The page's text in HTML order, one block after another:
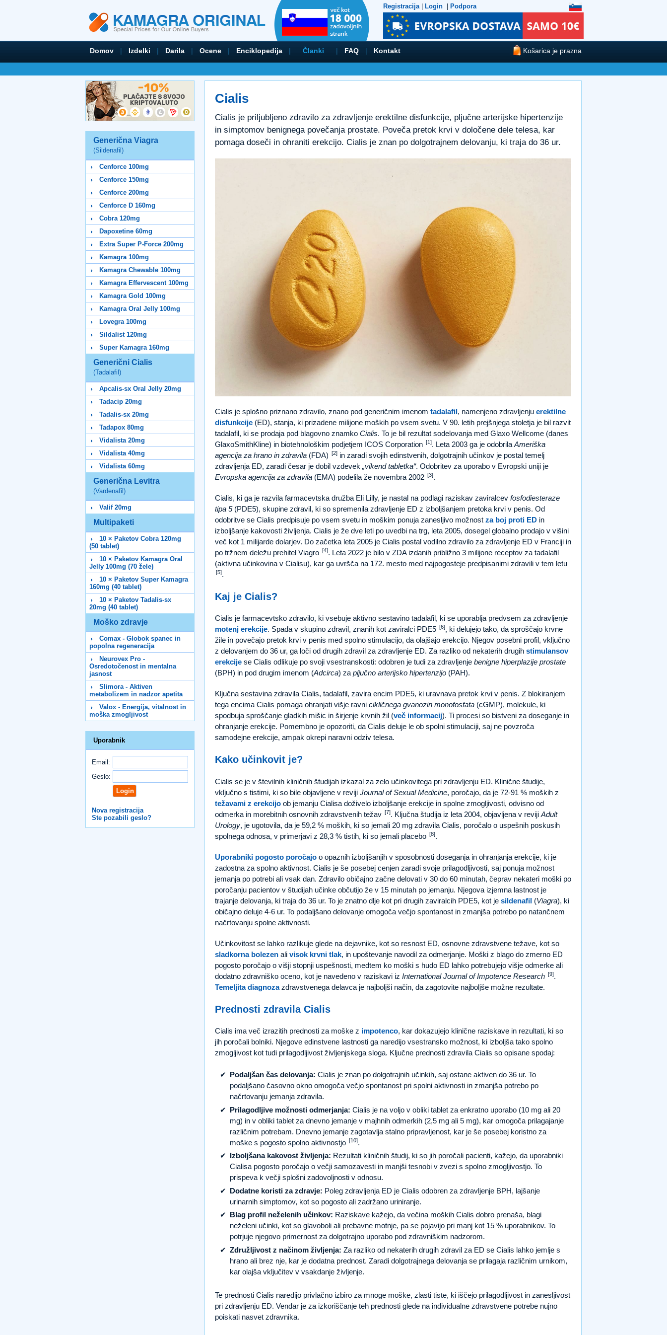
Registracija| Login Podpora
Domov | Izdelki | Darila | Ocene | Enciklopedija | Članki | FAQ | Kontakt Košarica je prazna
Generična Viagra
(Sildenafil)
Cenforce 100mg
Cenforce 150mg
Cenforce 200mg
Cenforce D 160mg
Cobra 120mg
Dapoxetine 60mg
Extra Super P-Force 200mg
Kamagra 100mg
Kamagra Chewable 100mg
Kamagra Effervescent 100mg
Kamagra Gold 100mg
Kamagra Oral Jelly 100mg
Lovegra 100mg
Sildalist 120mg
Super Kamagra 160mg
Generični Cialis
(Tadalafil)
Apcalis-sx Oral Jelly 20mg
Tadacip 20mg
Tadalis-sx 20mg
Tadapox 80mg
Vidalista 20mg
Vidalista 40mg
Vidalista 60mg
Generična Levitra
(Vardenafil)
Valif 20mg
Multipaketi
10 × Paketov Cobra 120mg
(50 tablet)
10 × Paketov Kamagra Oral
Jelly 100mg (70 žele)
10 × Paketov Super Kamagra
160mg (40 tablet)
10 × Paketov Tadalis-sx
20mg (40 tablet)
Moško zdravje
Comax - Globok spanec in
popolna regeneracija
Neurovex Pro -
Osredotočenost in mentalna
jasnost
Slimora - Aktiven
metabolizem in nadzor apetita
Valox - Energija, vitalnost in
moška zmogljivost
Uporabnik
Email:
Geslo:
Nova registracija
Ste pozabili geslo?
Cialis
Cialis je priljubljeno zdravilo za zdravljenje erektilne disfunkcije, pljučne arterijske hipertenzije
in simptomov benignega povečanja prostate. Poveča pretok krvi v določene dele telesa, kar
pomaga doseči in ohraniti erekcijo. Cialis je znan po dolgotrajnem delovanju, ki traja do 36 ur.
Cialis je splošno priznano zdravilo, znano pod generičnim imenom tadalafil, namenjeno zdravljenju erektilne
disfunkcije (ED), stanja, ki prizadene milijone moških po vsem svetu. V 90. letih prejšnjega stoletja je bil razvit
tadalafil, ki se prodaja pod blagovno znamko Cialis. To je bil rezultat sodelovanja med Glaxo Wellcome (danes
GlaxoSmithKline) in biotehnološkim podjetjem ICOS Corporation [1]. Leta 2003 ga je odobrila Ameriška
agencija za hrano in zdravila (FDA) [2] in zaradi svojih edinstvenih, dolgotrajnih učinkov je postal temelj
zdravljenja ED, zaradi česar je dobil vzdevek „vikend tabletka“. Odobritev za uporabo v Evropski uniji je
Evropska agencija za zdravila (EMA) podelila že novembra 2002 [3].
Cialis, ki ga je razvila farmacevtska družba Eli Lilly, je nastal na podlagi raziskav zaviralcev fosfodiesteraze
tipa 5(PDE5), skupine zdravil, ki so spremenila zdravljenje ED z izboljšanjem pretoka krvi v penis. Od
odobritve se Cialis predpisuje po vsem svetu in moškim ponuja zanesljivo možnost za boj proti ED in
izboljšanje kakovosti življenja. Cialis je že dve leti po uvedbi na trg, leta 2005, dosegel globalno prodajo v višini
več kot 1 milijarde dolarjev. Do začetka leta 2005 je Cialis postal vodilno zdravilo za zdravljenje ED v Franciji in
po tržnem deležu prehitel Viagro [4]. Leta 2022 je bilo v ZDA izdanih približno 3 milijone receptov za tadalafil
(aktivna učinkovina v Cialisu), kar ga uvršča na 172. mesto med najpogosteje predpisanimi zdravili v tem letu
[5].
Kaj je Cialis?
Cialis je farmacevtsko zdravilo, ki vsebuje aktivno sestavino tadalafil, ki se uporablja predvsem za zdravljenje
motenj erekcije. Spada v skupino zdravil, znanih kot zaviralci PDE5 [6], ki delujejo tako, da sproščajo krvne
žile in povečajo pretok krvi v penis med spolno stimulacijo, da olajšajo erekcijo. Njegov posebni profil, vključno
z delovanjem do 36 ur, ga loči od drugih zdravil za zdravljenje ED. Za razliko od nekaterih drugih stimulansov
erekcije se Cialis odlikuje po svoji vsestranskosti: odobren je tudi za zdravljenje benigne hiperplazije prostate
(BPH) in pod drugim imenom (Adcirca) za pljučno arterijsko hipertenzijo (PAH).
Ključna sestavina zdravila Cialis, tadalafil, zavira encim PDE5, ki uravnava pretok krvi v penis. Z blokiranjem
tega encima Cialis pomaga ohranjati višje ravni cikličnega gvanozin monofosfata (cGMP), molekule, ki
spodbuja sproščanje gladkih mišic in širjenje krvnih žil (več informacij). Ti procesi so bistveni za doseganje in
ohranjanje erekcije. Pomembno je opozoriti, da Cialis deluje le ob spolni stimulaciji, saj ne povzroča
samodejne erekcije, ampak okrepi naravni odziv telesa.
Kako učinkovit je?
Cialis se je v številnih kliničnih študijah izkazal za zelo učinkovitega pri zdravljenju ED. Klinične študije,
vključno s tistimi, ki so bile objavljene v reviji Journal of Sexual Medicine, poročajo, da je 72-91 % moških z
težavami z erekcijo ob jemanju Cialisa doživelo izboljšanje erekcije in spolne zmogljivosti, odvisno od
odmerka in morebitnih osnovnih zdravstvenih težav [7]. Ključna študija iz leta 2004, objavljena v reviji Adult
Urology, je ugotovila, da je 59,2 % moških, ki so jemali 20 mg zdravila Cialis, poročalo o uspešnih poskusih
spolnega odnosa, v primerjavi z 28,3 % tistih, ki so jemali placebo [8].
Uporabniki pogosto poročajo o opaznih izboljšanjih v sposobnosti doseganja in ohranjanja erekcije, ki je
zadostna za spolno aktivnost. Cialis je še posebej cenjen zaradi svoje prilagodljivosti, saj ponuja možnost
jemanja po potrebi ali vsak dan. Zdravilo običajno začne delovati v 30 do 60 minutah, čeprav nekateri moški po
poročanju pacientov v študijah učinke občutijo že v 15 minutah po jemanju. Njegova izjemna lastnost je
trajanje delovanja, ki traja do 36 ur. To je znatno dlje kot pri drugih zaviralcih PDE5, kot je sildenafil (Viagra), ki
običajno deluje 4-6 ur. To podaljšano delovanje omogoča večjo spontanost in zmanjša potrebo po natančnem
načrtovanju spolne aktivnosti.
Učinkovitost se lahko razlikuje glede na dejavnike, kot so resnost ED, osnovne zdravstvene težave, kot so
sladkorna bolezen ali visok krvni tlak, in upoštevanje navodil za odmerjanje. Moški z blago do zmerno ED
pogosto poročajo o višji stopnji uspešnosti, medtem ko moški s hudo ED lahko potrebujejo višje odmerke ali
dodatno zdravniško oceno, kot je navedeno v raziskavi iz International Journal of Impotence Research [9].
Temeljita diagnozazdravstvenega delavca je najboljši način, da zagotovite najboljše možne rezultate.
Prednosti zdravila Cialis
Cialis ima več izrazitih prednosti za moške z impotenco, kar dokazujejo klinične raziskave in rezultati, ki so
jih poročali bolniki. Njegove edinstvene lastnosti ga naredijo vsestransko možnost, ki izboljša tako spolno
zmogljivost kot tudi prilagodljivost življenjskega sloga. Ključne prednosti zdravila Cialis so opisane spodaj:
Podaljšan čas delovanja: Cialis je znan po dolgotrajnih učinkih, saj ostane aktiven do 36 ur. To
podaljšano časovno okno omogoča večjo spontanost pri spolni aktivnosti in zmanjša potrebo po
načrtovanju jemanja zdravila.
Prilagodljive možnosti odmerjanja: Cialis je na voljo v obliki tablet za enkratno uporabo (10 mg ali 20
mg) in v obliki tablet za dnevno jemanje v majhnih odmerkih (2,5 mg ali 5 mg), kar omogoča prilagajanje
različnim potrebam. Dnevno jemanje zagotavlja stalno pripravljenost, kar je še posebej koristno za
moške s pogosto spolno aktivnostjo [10].
Izboljšana kakovost življenja: Rezultati kliničnih študij, ki so jih poročali pacienti, kažejo, da uporabniki
Cialisa pogosto poročajo o večji samozavesti in manjši tesnobi v zvezi s spolno zmogljivostjo. To
prispeva k večji splošni zadovoljnosti v odnosu.
Dodatne koristi za zdravje: Poleg zdravljenja ED je Cialis odobren za zdravljenje BPH, lajšanje
urinarnih simptomov, kot so pogosto ali zadržano uriniranje.
Blag profil neželenih učinkov: Raziskave kažejo, da večina moških Cialis dobro prenaša, blagi
neželeni učinki, kot so glavoboli ali prebavne motnje, pa se pojavijo pri manj kot 15 % uporabnikov. To
potrjuje njegovo primernost za dolgotrajno uporabo pod zdravniškim nadzorom.
Združljivost z načinom življenja: Za razliko od nekaterih drugih zdravil za ED se Cialis lahko jemlje s
hrano ali brez nje, kar je dodatna prednost. Zaradi dolgotrajnega delovanja se prilagaja različnim urnikom,
kar olajša vključitev v vsakdanje življenje.
Te prednosti Cialis naredijo privlačno izbiro za mnoge moške, zlasti tiste, ki iščejo prilagodljivost in zanesljivost
pri zdravljenju ED. Vendar je za izkoriščanje teh prednosti glede na individualne zdravstvene potrebe nujno
poiskati nasvet zdravnika.